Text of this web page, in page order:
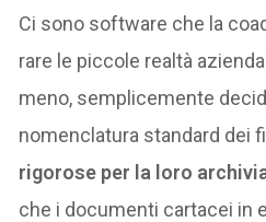
Ci sono software che la
rare le piccole realtà
meno, semplicemente
nomenclatura standard dei
rigorose per la loro
che i documenti cartacei in